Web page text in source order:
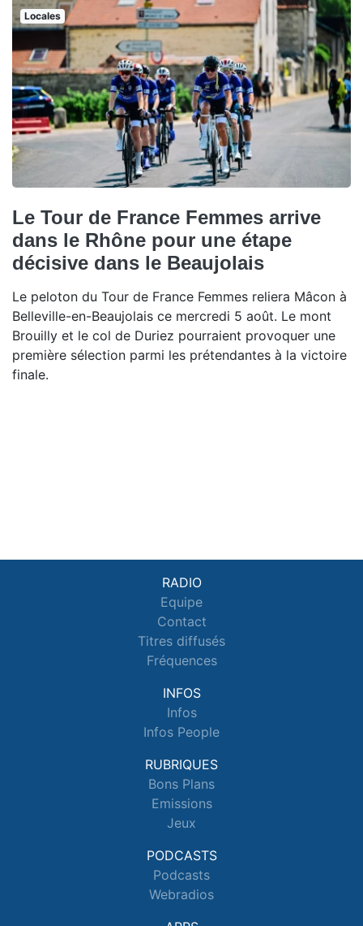
Locales
Le Tour de France Femmes arrive
dans le Rhône pour une étape
décisive dans le Beaujolais
Le peloton du Tour de France Femmes reliera Mâcon à
Belleville-en-Beaujolais ce mercredi 5 août. Le mont
Brouilly et le col de Duriez pourraient provoquer une
première sélection parmi les prétendantes à la victoire
finale.
RADIO
Equipe
Contact
Titres diffusés
Fréquences
INFOS
Infos
Infos People
RUBRIQUES
Bons Plans
Emissions
Jeux
PODCASTS
Podcasts
Webradios